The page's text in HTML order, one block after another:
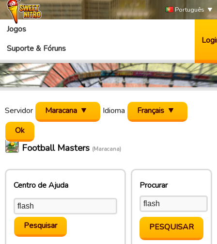
Português
Jogos
Suporte & Fóruns
Servidor Maracana Idioma Français
Football Masters (Maracana)
Centro de Ajuda Procurar